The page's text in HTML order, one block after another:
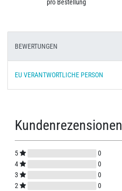
pro Bestellung
BEWERTUNGEN
EU VERANTWORTLICHE PERSON
Kundenrezensionen
5
0
4
0
3
0
2
0